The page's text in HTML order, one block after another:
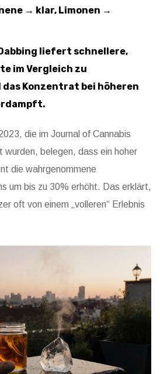
→ klar, Limonen →
liefert schnellere,
im Vergleich zu
das Konzentrat bei höheren
die im Journal of Cannabis
wurden, belegen, dass ein hoher
die wahrgenommene
um bis zu 30% erhöht. Das erklärt,
oft von einem „volleren“ Erlebnis